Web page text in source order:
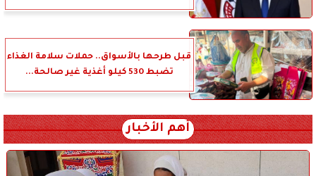
قبل طرحها بالأسواق.. حملات سلامة الغذاء
تضبط 530 كيلو أغذية غير صالحة...
أهم الأخبار